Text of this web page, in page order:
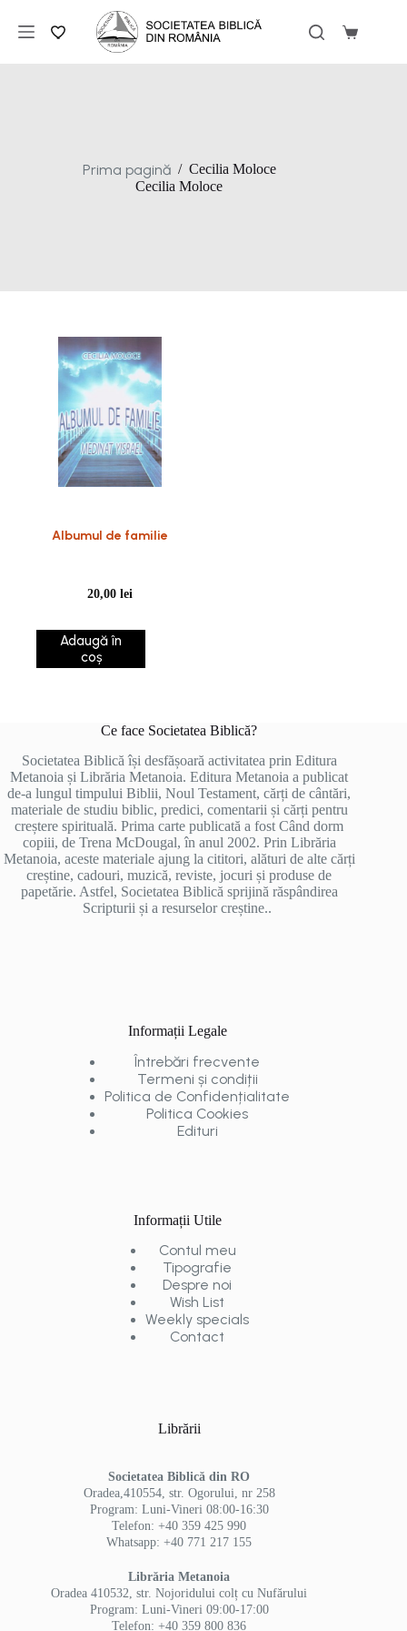
conținut
Coș
Prima pagină / Cecilia Moloce
Cecilia Moloce
Albumul de familie
20,00lei
Adaugă în
coș
Ce face Societatea Biblică?
Societatea Biblică își desfășoară activitatea prin Editura
Metanoia și Librăria Metanoia. Editura Metanoia a publicat
de-a lungul timpului Biblii, Noul Testament, cărți de cântări,
materiale de studiu biblic, predici, comentarii și cărți pentru
creștere spirituală. Prima carte publicată a fost Când dorm
copiii, de Trena McDougal, în anul 2002. Prin Librăria
Metanoia, aceste materiale ajung la cititori, alături de alte cărți
creștine, cadouri, muzică, reviste, jocuri și produse de
papetărie. Astfel, Societatea Biblică sprijină răspândirea
Scripturii și a resurselor creștine..
Informații Legale
Întrebări frecvente
Termeni și condiții
Politica de Confidențialitate
Politica Cookies
Edituri
Informații Utile
Contul meu
Tipografie
Despre noi
Wish List
Weekly specials
Contact
Librării
Societatea Biblică din RO
Oradea,410554, str. Ogorului, nr 258
Program: Luni-Vineri 08:00-16:30
Telefon: +40 359 425 990
Whatsapp: +40 771 217 155
Librăria Metanoia
Oradea 410532, str. Nojoridului colț cu Nufărului
Program: Luni-Vineri 09:00-17:00
Telefon: +40 359 800 836